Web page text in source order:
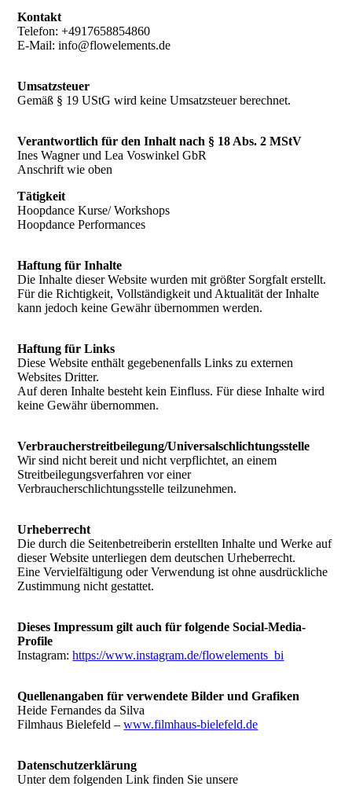
Kontakt
Telefon: +4917658854860
E-Mail: info@flowelements.de
Umsatzsteuer
Gemäß § 19 UStG wird keine Umsatzsteuer berechnet.
Verantwortlich für den Inhalt nach § 18 Abs. 2 MStV
Ines Wagner und Lea Voswinkel GbR
Anschrift wie oben
Tätigkeit
Hoopdance Kurse/ Workshops
Hoopdance Performances
Haftung für Inhalte
Die Inhalte dieser Website wurden mit größter Sorgfalt erstellt.
Für die Richtigkeit, Vollständigkeit und Aktualität der Inhalte
kann jedoch keine Gewähr übernommen werden.
Haftung für Links
Diese Website enthält gegebenenfalls Links zu externen
Websites Dritter.
Auf deren Inhalte besteht kein Einfluss. Für diese Inhalte wird
keine Gewähr übernommen.
Verbraucherstreitbeilegung/Universalschlichtungsstelle
Wir sind nicht bereit und nicht verpflichtet, an einem
Streitbeilegungsverfahren vor einer
Verbraucherschlichtungsstelle teilzunehmen.
Urheberrecht
Die durch die Seitenbetreiberin erstellten Inhalte und Werke auf
dieser Website unterliegen dem deutschen Urheberrecht.
Eine Vervielfältigung oder Verwendung ist ohne ausdrückliche
Zustimmung nicht gestattet.
Dieses Impressum gilt auch für folgende Social-Media-
Profile
Instagram:https://www.instagram.de/flowelements_bi
Quellenangaben für verwendete Bilder und Grafiken
Heide Fernandes da Silva
Filmhaus Bielefeld –www.filmhaus-bielefeld.de
Datenschutzerklärung
Unter dem folgenden Link finden Sie unsere